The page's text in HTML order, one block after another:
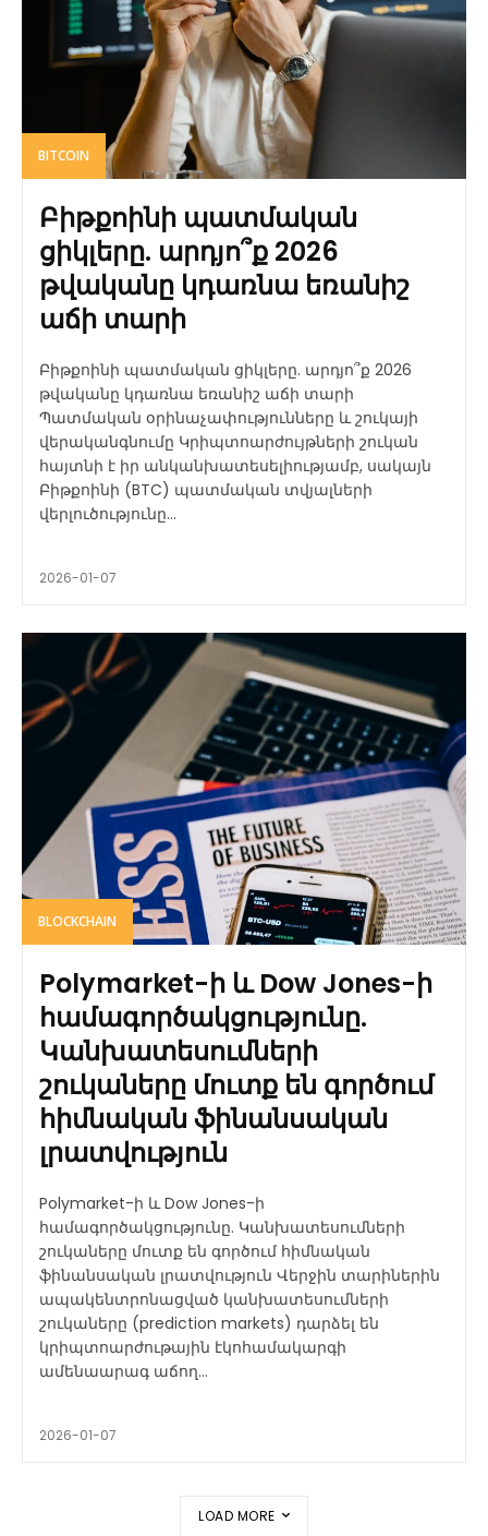
BITCOIN
Բիթքոինի պատմական
ցիկլերը. արդյո՞ք 2026
թվականը կդառնա եռանիշ
աճի տարի
Բիթքոինի պատմական ցիկլերը. արդյո՞ք 2026
թվականը կդառնա եռանիշ աճի տարի
Պատմական օրինաչափությունները և շուկայի
վերականգնումը Կրիպտոարժույթների շուկան
հայտնի է իր անկանխատեսելիությամբ, սակայն
Բիթքոինի (BTC) պատմական տվյալների
վերլուծությունը...
2026-01-07
BLOCKCHAIN
Polymarket-ի և Dow Jones-ի
համագործակցությունը.
Կանխատեսումների
շուկաները մուտք են գործում
հիմնական ֆինանսական
լրատվություն
Polymarket-ի և Dow Jones-ի
համագործակցությունը. Կանխատեսումների
շուկաները մուտք են գործում հիմնական
ֆինանսական լրատվություն Վերջին տարիներին
ապակենտրոնացված կանխատեսումների
շուկաները (prediction markets) դարձել են
կրիպտոարժութային էկոհամակարգի
ամենաարագ աճող...
2026-01-07
LOAD MORE